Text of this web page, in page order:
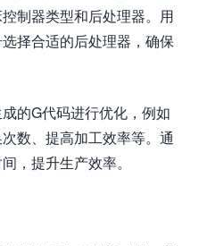
制器类型和后处理器。用
择合适的后处理器，确保
的G代码进行优化，例如
数、提高加工效率等。通
，提升生产效率。